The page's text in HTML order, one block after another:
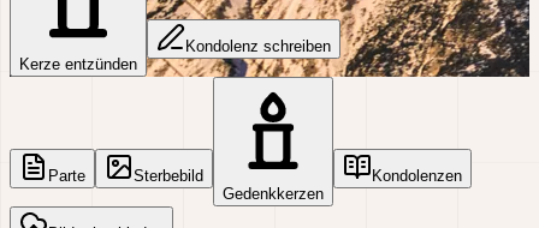
Kerze entzünden
Kondolenz schreiben
Parte
Sterbebild
Gedenkkerzen
Kondolenzen